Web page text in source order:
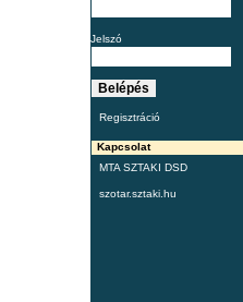
Jelszó
Regisztráció
Kapcsolat
MTA SZTAKI DSD
szotar.sztaki.hu